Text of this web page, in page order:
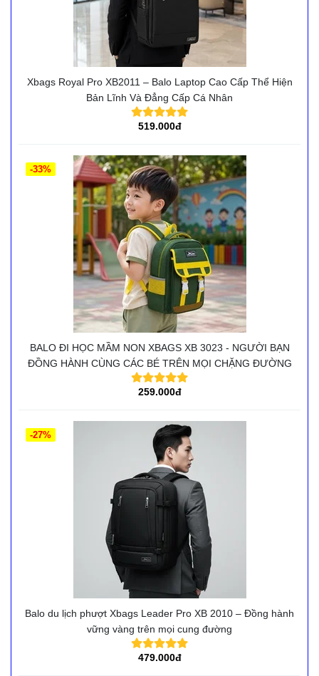
Xbags Royal Pro XB2011 – Balo Laptop Cao Cấp Thể Hiện
Bản Lĩnh Và Đẳng Cấp Cá Nhân
519.000đ
BALO ĐI HỌC MẦM NON XBAGS XB 3023 - NGƯỜI BẠN
ĐỒNG HÀNH CÙNG CÁC BÉ TRÊN MỌI CHẶNG ĐƯỜNG
259.000đ
-33%
Balo du lịch phượt Xbags Leader Pro XB 2010 – Đồng hành
vững vàng trên mọi cung đường
479.000đ
-27%